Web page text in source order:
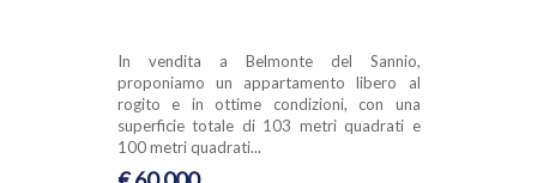
In vendita a Belmonte del Sannio,
proponiamo un appartamento libero al
rogito e in ottime condizioni, con una
superficie totale di 103 metri quadrati e
100 metri quadrati...